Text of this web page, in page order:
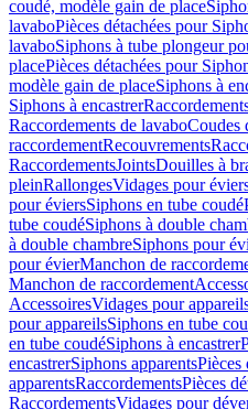
coudé, modèle gain de place
lavaboPièces détachées pour
lavaboSiphons à tube plongeur
placePièces détachées pour
modèle gain de placeSiphons à
Siphons à encastrer
Raccordements de lavaboCoudes
raccordementRecouvrements
RaccordementsJointsDouilles à
pleinRallongesVidages pour
pour éviersSiphons en tube coudé
tube coudéSiphons à double
à double chambreSiphons pour
pour évierManchon de
Manchon de raccordement
AccessoiresVidages pour
pour appareilsSiphons en tube
en tube coudéSiphons à encastrer
encastrerSiphons apparentsPièces
apparentsRaccordementsPièces
RaccordementsVidages pour